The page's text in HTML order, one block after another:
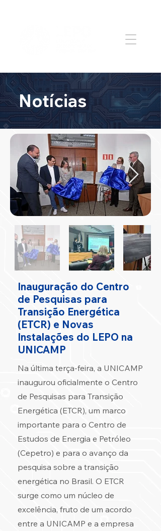
Notícias
Inauguração do Centro
de Pesquisas para
Transição Energética
(ETCR) e Novas
Instalações do LEPO na
UNICAMP
Na última terça-feira, a UNICAMP
inaugurou oficialmente o Centro
de Pesquisas para Transição
Energética (ETCR), um marco
importante para o Centro de
Estudos de Energia e Petróleo
(Cepetro) e para o avanço da
pesquisa sobre a transição
energética no Brasil. O ETCR
surge como um núcleo de
excelência, fruto de um acordo
entre a UNICAMP e a empresa